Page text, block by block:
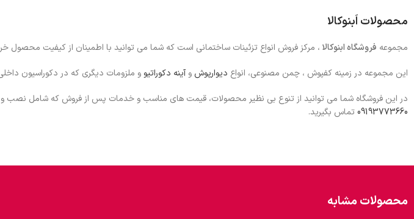
محصولات اَبنوکالا
مجموعه فروشگاه ابنوکالا ، مرکز فروش انواع تزئینات ساختمانی است که شما می توانید با اطمینان از کیفیت محصول
این مجموعه در زمینه کفپوش ، چمن مصنوعی، انواع دیوارپوش و آینه دکوراتیو و ملزومات دیگری که در دکوراسیون
در این فروشگاه شما می توانید از تنوع بی نظیر محصولات، قیمت های مناسب و خدمات پس از فروش که شامل نصب و
09193773660تماس بگیرید.
محصولات مشابه